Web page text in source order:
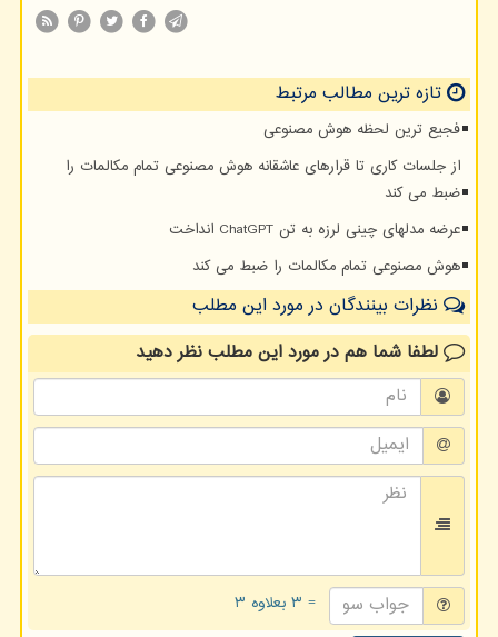
تازه ترین مطالب مرتبط
فجیع ترین لحظه هوش مصنوعی
از جلسات کاری تا قرارهای عاشقانه هوش مصنوعی تمام مکالمات را
ضبط می کند
عرضه مدلهای چینی لرزه به تن ChatGPT انداخت
هوش مصنوعی تمام مکالمات را ضبط می کند
نظرات بینندگان در مورد این مطلب
لطفا شما همدر مورد این مطلبنظر دهید
= ۳ بعلاوه ۳